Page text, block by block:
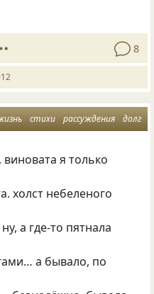
8
стихи рассуждения долг
я только
холст небеленого
а где-то пятнала
а бывало, по